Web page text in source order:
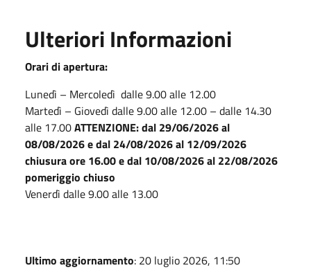
Ulteriori Informazioni
Orari di apertura:
Lunedì – Mercoledì dalle 9.00 alle 12.00
Martedì – Giovedì dalle 9.00 alle 12.00 – dalle 14.30
alle 17.00ATTENZIONE: dal 29/06/2026 al
08/08/2026 e dal 24/08/2026 al 12/09/2026
chiusura ore 16.00 e dal 10/08/2026 al 22/08/2026
pomeriggio chiuso
Venerdì dalle 9.00 alle 13.00
Ultimo aggiornamento: 20 luglio 2026, 11:50